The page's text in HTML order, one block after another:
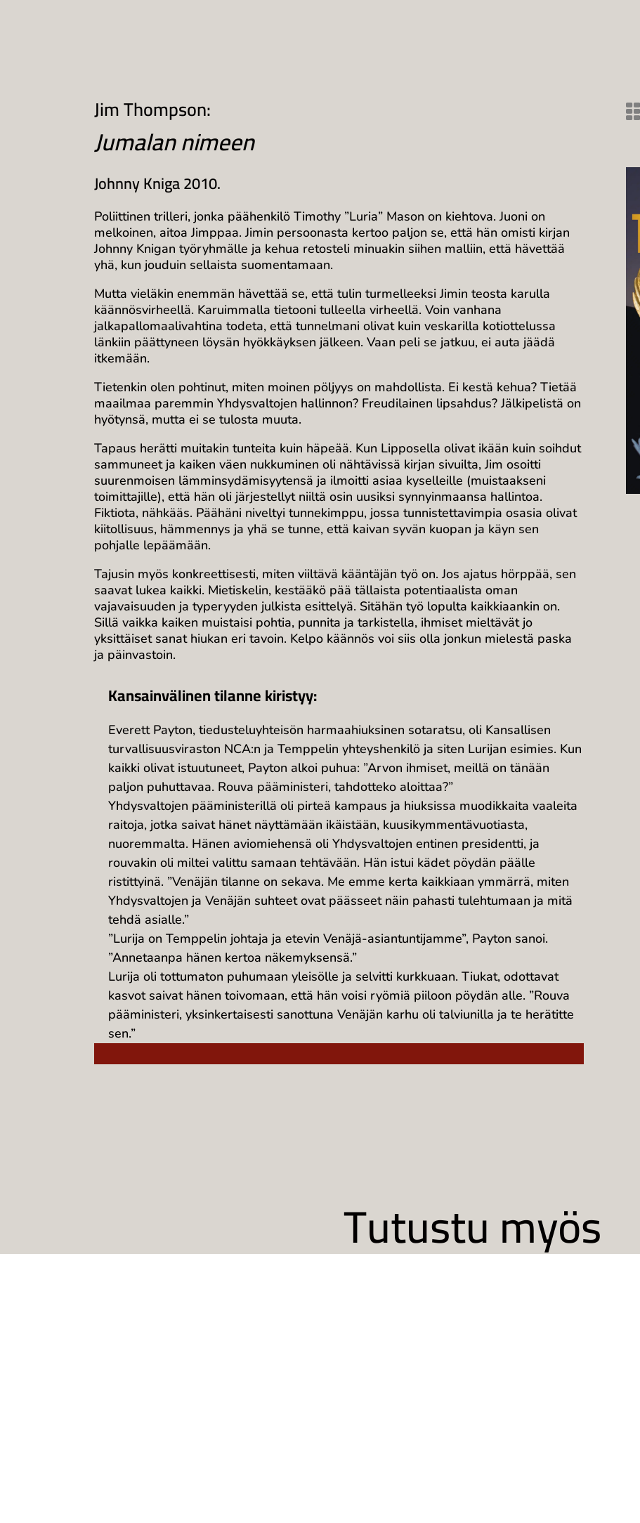
Jim Thompson:
Jumalan nimeen
Johnny Kniga 2010.
Poliittinen trilleri, jonka päähenkilö Timothy ”Luria” Mason on kiehtova. Juoni on
melkoinen, aitoa Jimppaa. Jimin persoonasta kertoo paljon se, että hän omisti kirjan
Johnny Knigan työryhmälle ja kehua retosteli minuakin siihen malliin, että hävettää
yhä, kun jouduin sellaista suomentamaan.
Mutta vieläkin enemmän hävettää se, että tulin turmelleeksi Jimin teosta karulla
käännösvirheellä. Karuimmalla tietooni tulleella virheellä. Voin vanhana
jalkapallomaalivahtina todeta, että tunnelmani olivat kuin veskarilla kotiottelussa
länkiin päättyneen löysän hyökkäyksen jälkeen. Vaan peli se jatkuu, ei auta jäädä
itkemään.
Tietenkin olen pohtinut, miten moinen pöljyys on mahdollista. Ei kestä kehua? Tietää
maailmaa paremmin Yhdysvaltojen hallinnon? Freudilainen lipsahdus? Jälkipelistä on
hyötynsä, mutta ei se tulosta muuta.
Tapaus herätti muitakin tunteita kuin häpeää. Kun Lipposella olivat ikään kuin soihdut
sammuneet ja kaiken väen nukkuminen oli nähtävissä kirjan sivuilta, Jim osoitti
suurenmoisen lämminsydämisyytensä ja ilmoitti asiaa kyselleille (muistaakseni
toimittajille), että hän oli järjestellyt niiltä osin uusiksi synnyinmaansa hallintoa.
Fiktiota, nähkääs. Päähäni niveltyi tunnekimppu, jossa tunnistettavimpia osasia olivat
kiitollisuus, hämmennys ja yhä se tunne, että kaivan syvän kuopan ja käyn sen
pohjalle lepäämään.
Tajusin myös konkreettisesti, miten viiltävä kääntäjän työ on. Jos ajatus hörppää, sen
saavat lukea kaikki. Mietiskelin, kestääkö pää tällaista potentiaalista oman
vajavaisuuden ja typeryyden julkista esittelyä. Sitähän työ lopulta kaikkiaankin on.
Sillä vaikka kaiken muistaisi pohtia, punnita ja tarkistella, ihmiset mieltävät jo
yksittäiset sanat hiukan eri tavoin. Kelpo käännös voi siis olla jonkun mielestä paska
ja päinvastoin.
Kansainvälinen tilanne kiristyy:
Everett Payton, tiedusteluyhteisön harmaahiuksinen sotaratsu, oli Kansallisen
turvallisuusviraston NCA:n ja Temppelin yhteyshenkilö ja siten Lurijan esimies. Kun
kaikki olivat istuutuneet, Payton alkoi puhua: ”Arvon ihmiset, meillä on tänään
paljon puhuttavaa. Rouva pääministeri, tahdotteko aloittaa?”
Yhdysvaltojen pääministerillä oli pirteä kampaus ja hiuksissa muodikkaita vaaleita
raitoja, jotka saivat hänet näyttämään ikäistään, kuusikymmentävuotiasta,
nuoremmalta. Hänen aviomiehensä oli Yhdysvaltojen entinen presidentti, ja
rouvakin oli miltei valittu samaan tehtävään. Hän istui kädet pöydän päälle
ristittyinä. ”Venäjän tilanne on sekava. Me emme kerta kaikkiaan ymmärrä, miten
Yhdysvaltojen ja Venäjän suhteet ovat päässeet näin pahasti tulehtumaan ja mitä
tehdä asialle.”
”Lurija on Temppelin johtaja ja etevin Venäjä-asiantuntijamme”, Payton sanoi.
”Annetaanpa hänen kertoa näkemyksensä.”
Lurija oli tottumaton puhumaan yleisölle ja selvitti kurkkuaan. Tiukat, odottavat
kasvot saivat hänen toivomaan, että hän voisi ryömiä piiloon pöydän alle. ”Rouva
pääministeri, yksinkertaisesti sanottuna Venäjän karhu oli talviunilla ja te herätitte
sen.”
Tutustu myös